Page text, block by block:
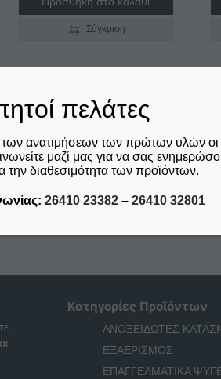
Σύγκριση
Κατηγορίες Προϊόντων
ΑΝΟΞΕΙΔΩΤΕΣ
ΕΞΑΕΡΙΣΜΟΣ
ΕΠΑΓΓΕΛΜΑΤΙΚΑ
πελάτες
ανατιμήσεων των πρώτων υλών οι
μαζί μας για να σας
την διαθεσιμότητα των προϊόντων.
26410 23382– 26410 32801